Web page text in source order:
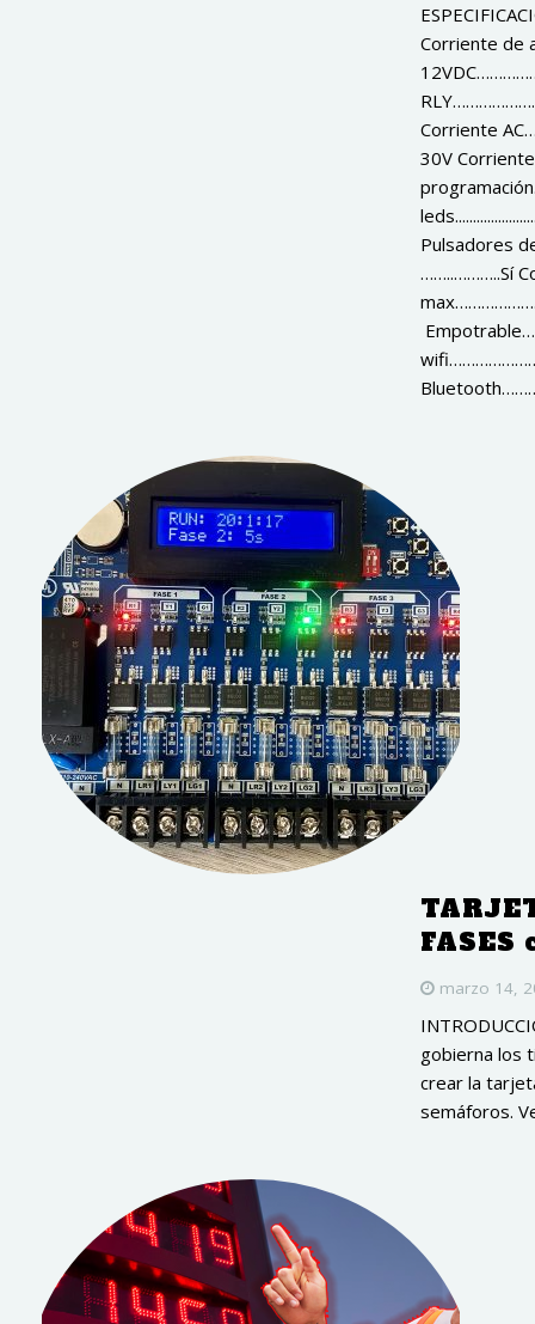
Corriente de
Corriente
30V
Pulsadores
……..………..Sí
FASES
marzo 14,
gobierna los
crear la
semáforos.